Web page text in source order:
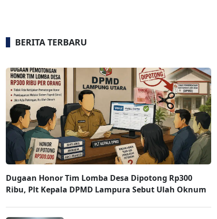
BERITA TERBARU
Dugaan Honor Tim Lomba Desa Dipotong Rp300
Ribu, Plt Kepala DPMD Lampura Sebut Ulah Oknum